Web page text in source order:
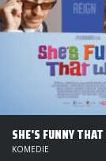
KOMEDIE